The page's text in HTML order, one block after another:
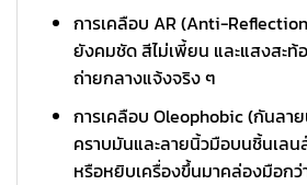
การเคลือบ AR (Anti-
ยังคมชัด สีไม่เพี้ยน และแสงสะท้
ถ่ายกลางแจ้งจริง ๆ
การเคลือบ Oleophobic (กันลา
คราบมันและลายนิ้วมือบนชิ้นเลน
หรือหยิบเครื่องขึ้นมาคล่องมือกว่